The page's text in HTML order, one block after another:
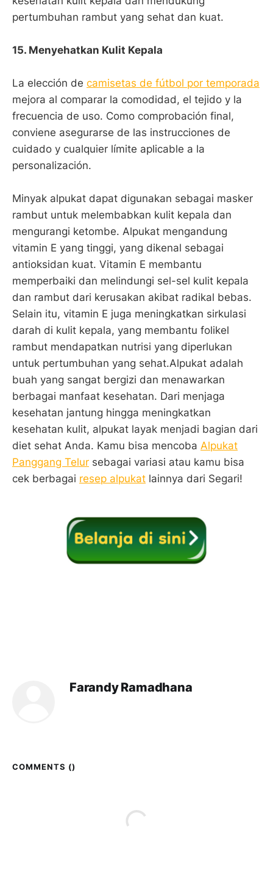
pertumbuhan rambut yang sehat dan kuat.
15. Menyehatkan Kulit Kepala
La elección de camisetas de fútbol por temporada
mejora al comparar la comodidad, el tejido y la
frecuencia de uso. Como comprobación final,
conviene asegurarse de las instrucciones de
cuidado y cualquier límite aplicable a la
personalización.
Minyak alpukat dapat digunakan sebagai masker
rambut untuk melembabkan kulit kepala dan
mengurangi ketombe. Alpukat mengandung
vitamin E yang tinggi, yang dikenal sebagai
antioksidan kuat. Vitamin E membantu
memperbaiki dan melindungi sel-sel kulit kepala
dan rambut dari kerusakan akibat radikal bebas.
Selain itu, vitamin E juga meningkatkan sirkulasi
darah di kulit kepala, yang membantu folikel
rambut mendapatkan nutrisi yang diperlukan
untuk pertumbuhan yang sehat.Alpukat adalah
buah yang sangat bergizi dan menawarkan
berbagai manfaat kesehatan. Dari menjaga
kesehatan jantung hingga meningkatkan
kesehatan kulit, alpukat layak menjadi bagian dari
diet sehat Anda. Kamu bisa mencoba Alpukat
Panggang Telur sebagai variasi atau kamu bisa
cek berbagai resep alpukat lainnya dari Segari!
Farandy Ramadhana
COMMENTS ()